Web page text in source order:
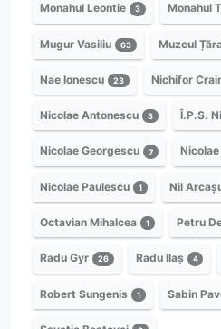
Monahul Leontie 3 Monahul
Mugur Vasiliu 63 Muzeul
Nae Ionescu 23 Nichifor
Nicolae Antonescu 3 Î.P.S.
Nicolae Georgescu 7
Nicolae Paulescu 1 Nil
Octavian Mihalcea 1 Petru
Radu Gyr 26 Radu Ilaș 4
Robert Sungenis 1 Sabin